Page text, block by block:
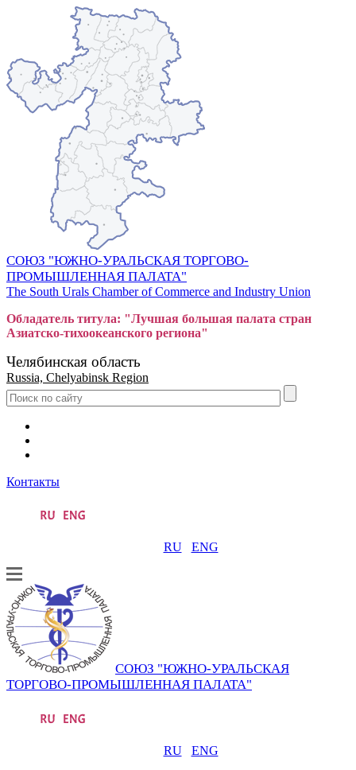
СОЮЗ "ЮЖНО-УРАЛЬСКАЯ ТОРГОВО-
ПРОМЫШЛЕННАЯ ПАЛАТА"
The South Urals Chamber of Commerce and Industry Union
Обладатель титула: "Лучшая большая палата стран
Азиатско-тихоокеанского региона"
Челябинская область
Russia, Chelyabinsk Region
Контакты
RU ENG
СОЮЗ "ЮЖНО-УРАЛЬСКАЯ
ТОРГОВО-ПРОМЫШЛЕННАЯ ПАЛАТА"
RU ENG